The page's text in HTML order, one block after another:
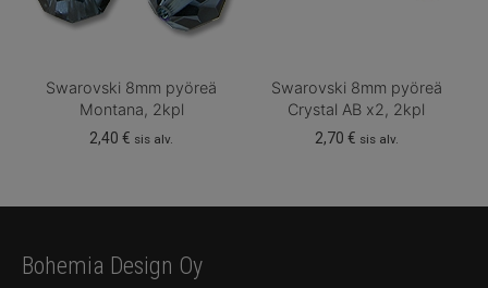
Swarovski 8mm pyöreä
Montana, 2kpl
2,40€ sis alv.
Swarovski 8mm pyöreä
Crystal AB x2, 2kpl
2,70 € sis alv.
Bohemia Design Oy